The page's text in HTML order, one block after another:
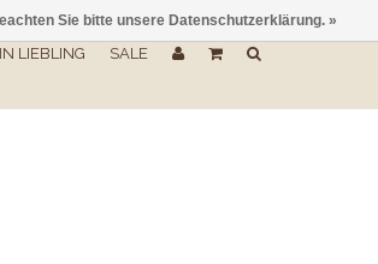
LIEBLING SALE
Sie bitte unsere Datenschutzerklärung. »